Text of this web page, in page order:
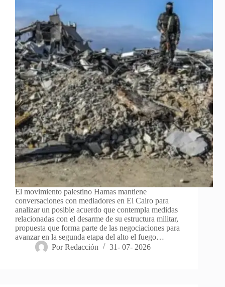
El movimiento palestino Hamas mantiene
conversaciones con mediadores en El Cairo para
analizar un posible acuerdo que contempla medidas
relacionadas con el desarme de su estructura militar,
propuesta que forma parte de las negociaciones para
avanzar en la segunda etapa del alto el fuego…
Por Redacción 31- 07- 2026